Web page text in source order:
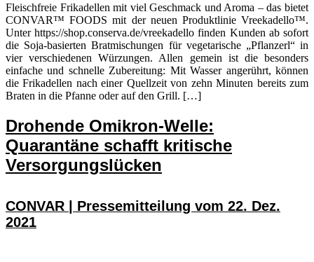
Fleischfreie Frikadellen mit viel Geschmack und Aroma – das bietet
CONVAR™ FOODS mit der neuen Produktlinie Vreekadello™.
Unter https://shop.conserva.de/vreekadello finden Kunden ab sofort
die Soja-basierten Bratmischungen für vegetarische „Pflanzerl“ in
vier verschiedenen Würzungen. Allen gemein ist die besonders
einfache und schnelle Zubereitung: Mit Wasser angerührt, können
die Frikadellen nach einer Quellzeit von zehn Minuten bereits zum
Braten in die Pfanne oder auf den Grill. […]
Drohende Omikron-Welle:
Quarantäne schafft kritische
Versorgungslücken
CONVAR | Pressemitteilung vom 22. Dez.
2021